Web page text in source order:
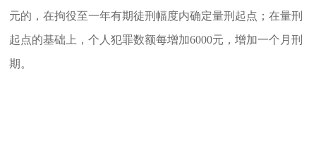
元的，在拘役至一年有期徒刑幅度内确定量刑起点；在量刑
起点的基础上，个人犯罪数额每增加6000元，增加一个月刑
期。